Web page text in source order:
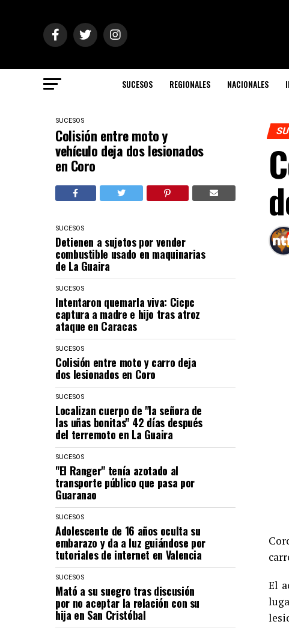
SUCESOS REGIONALES NACIONALES
SUCESOS
Colisión entre moto y
vehículo deja dos lesionados
en Coro
SUCESOS
Detienen a sujetos por vender
combustible usado en maquinarias
de La Guaira
SUCESOS
Intentaron quemarla viva: Cicpc
captura a madre e hijo tras atroz
ataque en Caracas
SUCESOS
Colisión entre moto y carro deja
dos lesionados en Coro
SUCESOS
Localizan cuerpo de "la señora de
las uñas bonitas" 42 días después
del terremoto en La Guaira
SUCESOS
"El Ranger" tenía azotado al
transporte público que pasa por
Guaranao
SUCESOS
Adolescente de 16 años oculta su
embarazo y da a luz guiándose por
tutoriales de internet en Valencia
SUCESOS
Mató a su suegro tras discusión
por no aceptar la relación con su
hija en San Cristóbal
El